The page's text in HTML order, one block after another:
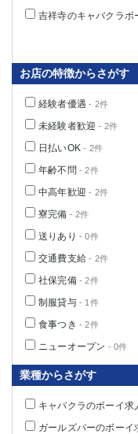
吉祥寺のキャバクラボ
お店の特徴からさがす
経験者優遇 - 2件
未経験者歓迎 - 2件
日払いOK - 2件
年齢不問 - 2件
中高年歓迎 - 2件
寮完備 - 2件
送りあり - 0件
交通費支給 - 2件
社保完備- 2件
制服貸与- 1件
食事つき - 2件
ニューオープン - 0件
業種からさがす
キャバクラのボーイ求
ガールズバーのボーイ
栃木県
東武宇都宮（宇都宮
茨城県
群馬県
該当求人 0 件